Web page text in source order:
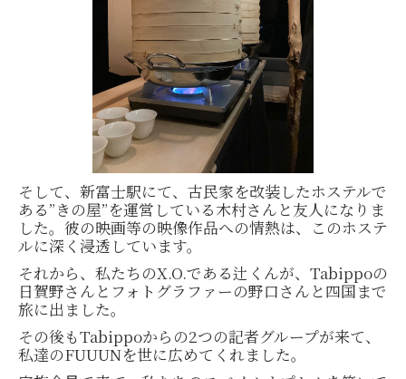
そして、新富士駅にて、古民家を改装したホステルで
ある”きの屋”を運営している木村さんと友人になりま
した。彼の映画等の映像作品への情熱は、このホステ
ルに深く浸透しています。
それから、私たちのX.O.である辻くんが、Tabippoの
日賀野さんとフォトグラファーの野口さんと四国まで
旅に出ました。
その後もTabippoからの2つの記者グループが来て、
私達のFUUUNを世に広めてくれました。